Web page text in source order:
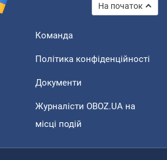
На початок
Команда
Політика конфіденційності
Документи
Журналісти OBOZ.UA на
місці подій